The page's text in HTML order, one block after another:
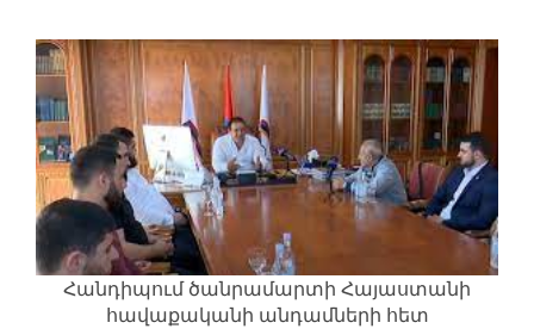
Հանդիպում ծանրամարտի Հայաստանի
հավաքականի անդամների հետ